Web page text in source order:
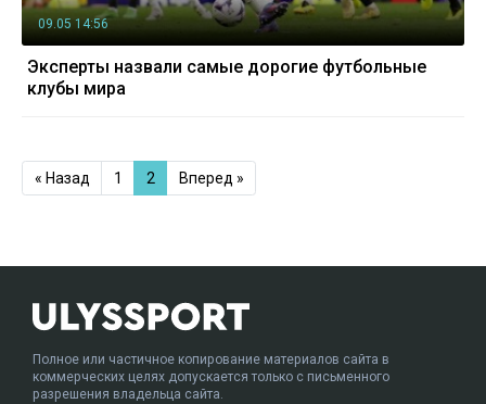
09.05 14:56
Эксперты назвали самые дорогие футбольные
клубы мира
« Назад 1 2 Вперед »
Полное или частичное копирование материалов сайта в
коммерческих целях допускается только с письменного
разрешения владельца сайта.